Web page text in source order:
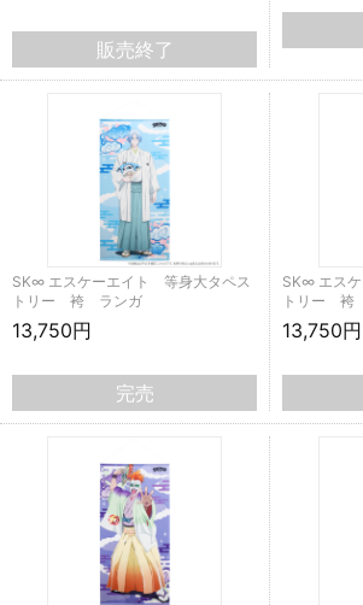
販売終了
SK∞ エスケーエイト 等身大タペス
トリー 袴 ランガ
13,750円
完売
SK∞ エス
トリー 袴
13,750円